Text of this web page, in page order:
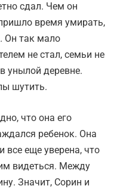
сдал. Чем он
время умирать,
Он так мало
не стал, семьи не
унылой деревне.
шутить.
что она его
ребенок. Она
все еще уверена, что
видеться. Между
Значит, Сорин и